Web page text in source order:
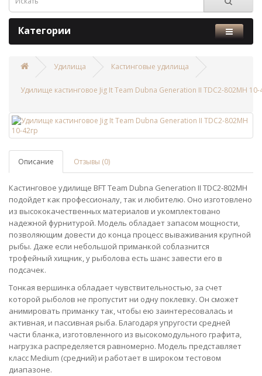
Категории
Удилища Кастинговые удилища
Удилище кастинговое Jig It Team Dubna Generation II TDC2-802MH 10-
Описание Отзывы (0)
Кастинговое удилище BFT Team Dubna Generation II TDC2-802MH
подойдет как профессионалу, так и любителю. Оно изготовлено
из высококачественных материалов и укомплектовано
надежной фурнитурой. Модель обладает запасом мощности,
позволяющим довести до конца процесс вываживания крупной
рыбы. Даже если небольшой приманкой соблазнится
трофейный хищник, у рыболова есть шанс завести его в
подсачек.
Тонкая вершинка обладает чувствительностью, за счет
которой рыболов не пропустит ни одну поклевку. Он сможет
анимировать приманку так, чтобы ею заинтересовалась и
активная, и пассивная рыба. Благодаря упругости средней
части бланка, изготовленного из высокомодульного графита,
нагрузка распределяется равномерно. Модель представляет
класс Medium (средний) и работает в широком тестовом
диапазоне.